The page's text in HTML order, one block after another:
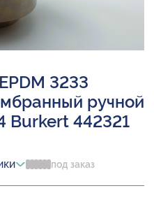
3233
ручной
Burkert 442321
под заказ